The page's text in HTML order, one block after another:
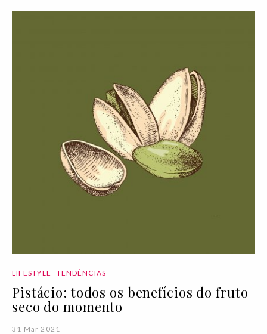
LIFESTYLE TENDÊNCIAS
Pistácio: todos os benefícios do fruto
seco do momento
31 Mar 2021